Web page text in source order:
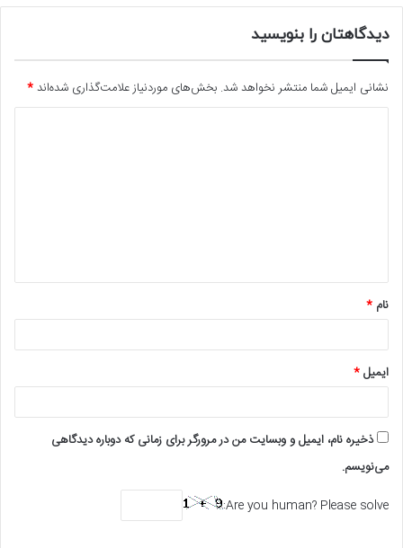
دیدگاهتان را بنویسید
نشانی ایمیل شما منتشر نخواهد شد. بخش‌های موردنیاز علامت‌گذاری شده‌اند*
*
نام *
ایمیل*
ذخیره نام، ایمیل و وبسایت من در مرورگر برای زمانی که دوباره دیدگاهی
می‌نویسم.
Are you human? Please solve: